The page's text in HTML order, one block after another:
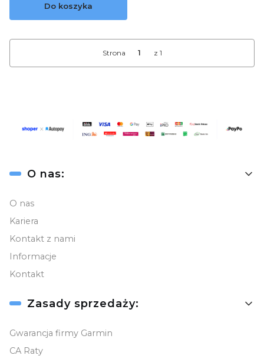
Do koszyka
Strona z 1
Linki w stopce
O nas:
O nas
Kariera
Kontakt z nami
Informacje
Kontakt
Zasady sprzedaży:
Gwarancja firmy Garmin
CA Raty